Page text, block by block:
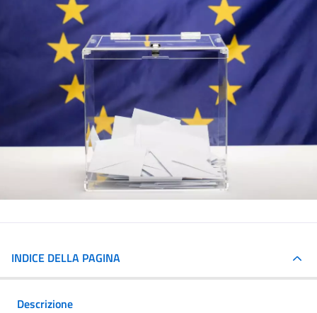
INDICE DELLA PAGINA
Descrizione